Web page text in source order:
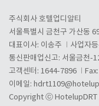
주식회사 호텔업디알티
서울특별시 금천구 가산동
대표이사: 이송주
사업자
통신판매업신고: 서울금천-
고객센터: 1644-7896
이메일:
Copyright ⓒ HotelupDRT